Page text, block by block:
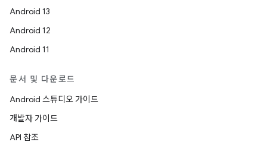
Android 13
Android 12
Android 11
문서 및 다운로드
Android 스튜디오 가이드
개발자 가이드
API 참조